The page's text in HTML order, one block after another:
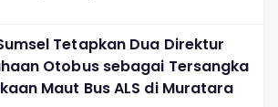
Tetapkan Dua Direktur
Otobus sebagai Tersangka
Maut Bus ALS di Muratara